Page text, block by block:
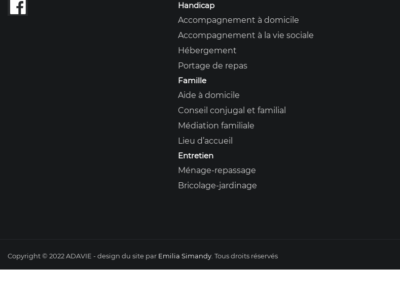
Handicap
Accompagnement à domicile
Accompagnement à la vie sociale
Hébergement
Portage de repas
Famille
Aide à domicile
Conseil conjugal et familial
Médiation familiale
Lieu d’accueil
Entretien
Ménage-repassage
Bricolage-jardinage
Copyright © 2022 ADAVIE - design du site par Emilia Simandy . Tous droits réservés